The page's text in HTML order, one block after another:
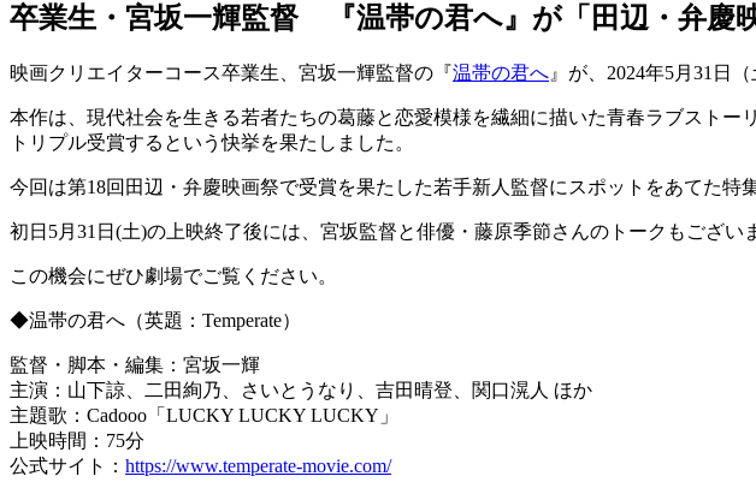
卒業生・宮坂一輝監督 『温帯の君へ』が「田辺・弁慶
映画クリエイターコース卒業生、宮坂一輝監督の『温帯の君へ 』が、2024年5月31日
本作は、現代社会を生きる若者たちの葛藤と恋愛模様を繊細に描いた青春ラブスト
トリプル受賞するという快挙を果たしました。
今回は第18回田辺・弁慶映画祭で受賞を果たした若手新人監督にスポットをあてた特
初日5月31日(土)の上映終了後には、宮坂監督と俳優・藤原季節さんのトークもござい
この機会にぜひ劇場でご覧ください。
◆温帯の君へ（英題：Temperate）
監督・脚本・編集：宮坂一輝
主演：山下諒、二田絢乃、さいとうなり、吉田晴登、関口滉人 ほか
主題歌：Cadooo「LUCKY LUCKY LUCKY」
上映時間：75分
公式サイト： https://www.temperate-movie.com/